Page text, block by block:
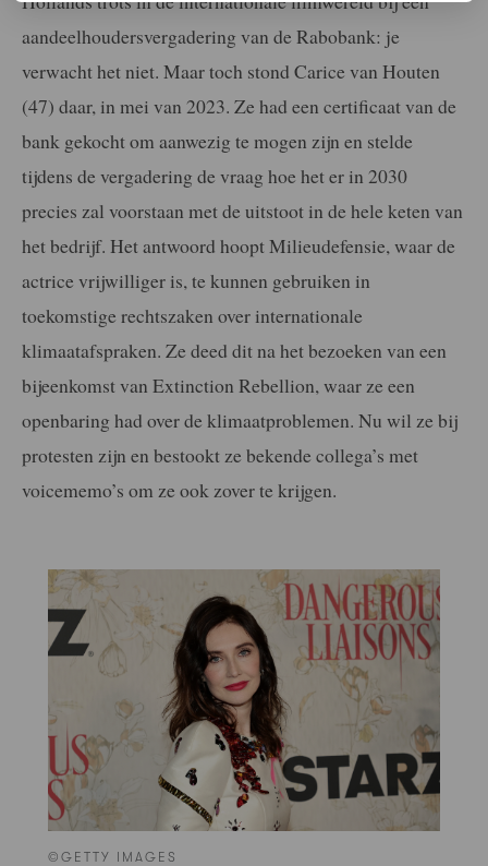
aandeelhoudersvergadering van de Rabobank: je
verwacht het niet. Maar toch stond Carice van Houten
(47) daar, in mei van 2023. Ze had een certificaat van de
bank gekocht om aanwezig te mogen zijn en stelde
tijdens de vergadering de vraag hoe het er in 2030
precies zal voorstaan met de uitstoot in de hele keten van
het bedrijf. Het antwoord hoopt Milieudefensie, waar de
actrice vrijwilliger is, te kunnen gebruiken in
toekomstige rechtszaken over internationale
klimaatafspraken. Ze deed dit na het bezoeken van een
bijeenkomst van Extinction Rebellion, waar ze een
openbaring had over de klimaatproblemen. Nu wil ze bij
protesten zijn en bestookt ze bekende collega’s met
voicememo’s om ze ook zover te krijgen.
©GETTY IMAGES